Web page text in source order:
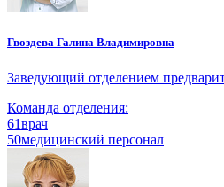
Гвоздева Галина Владимировна
Заведующий отделением
Команда отделения:
61врач
50медицинский персонал